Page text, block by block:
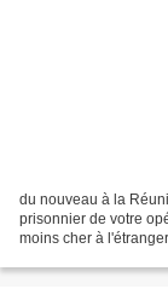
du nouveau à la
prisonnier de votre
moins cher à